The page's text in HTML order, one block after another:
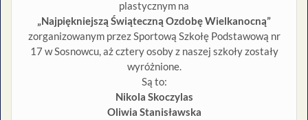
plastycznym na
„Najpiękniejszą Świąteczną Ozdobę Wielkanocną”
zorganizowanym przez Sportową Szkołę Podstawową nr
17 w Sosnowcu, aż cztery osoby z naszej szkoły zostały
wyróżnione.
Są to:
Nikola Skoczylas
Oliwia Stanisławska